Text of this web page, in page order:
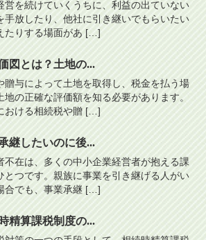
営を続けていくうちに、利益の出ていない
手放したり、他社に引き継いでもらいたい
たりする場面があ […]
図とは？土地の...
贈与によって土地を取得し、税金を払う場
地の正確な評価額を知る必要があります。
おける相続税や贈 […]
継したいのに後...
不在は、多くの中小企業経営者が抱える課
とつです。親族に事業を引き継げる人がい
合でも、事業承継 […]
精算課税制度の...